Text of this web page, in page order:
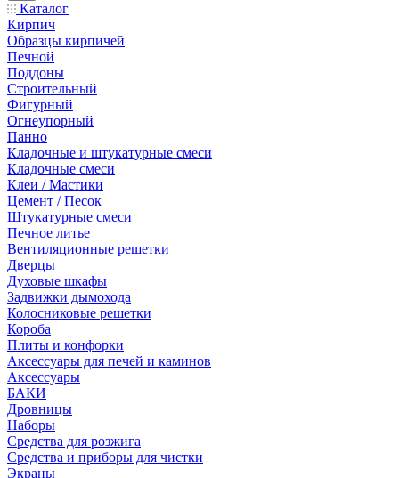
Каталог
Кирпич
Образцы кирпичей
Печной
Поддоны
Строительный
Фигурный
Огнеупорный
Панно
Кладочные и штукатурные смеси
Кладочные смеси
Клеи / Мастики
Цемент / Песок
Штукатурные смеси
Печное литье
Вентиляционные решетки
Дверцы
Духовые шкафы
Задвижки дымохода
Колосниковые решетки
Короба
Плиты и конфорки
Аксессуары для печей и каминов
Аксессуары
БАКИ
Дровницы
Наборы
Средства для розжига
Средства и приборы для чистки
Экраны